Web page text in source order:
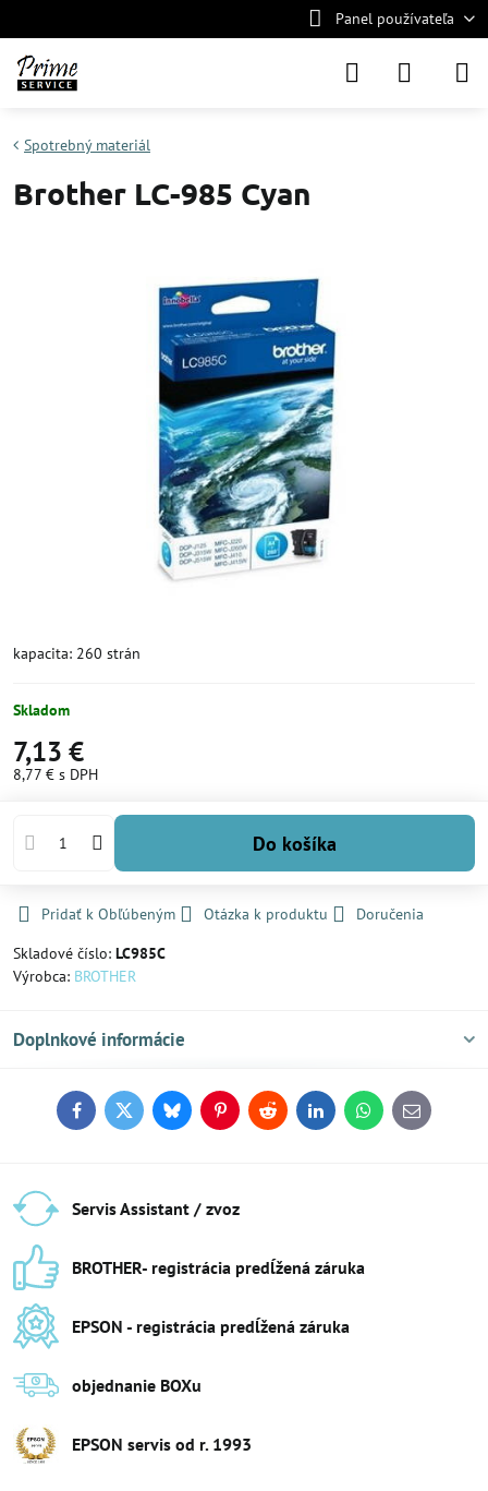
Panel používateľa
Spotrebný materiál
Brother LC-985 Cyan
kapacita: 260 strán
Skladom
7,13 €
8,77 € s DPH
Do košíka
Pridať k Obľúbeným Otázka k produktu
Doručenia
Skladové číslo: LC985C
Výrobca: BROTHER
Doplnkové informácie
FacebookTwitterBlueskyPinterestReddit LinkedInWhatsApp
E-
mail
Servis Assistant / zvoz
BROTHER- registrácia predĺžená záruka
EPSON - registrácia predĺžená záruka
objednanie BOXu
EPSON servis od r​. 1993